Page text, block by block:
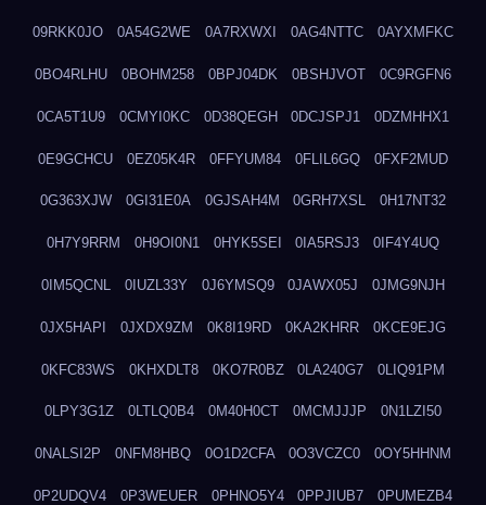
09RKK0JO 0A54G2WE 0A7RXWXI 0AG4NTTC 0AYXMFKC
0BO4RLHU 0BOHM258 0BPJ04DK 0BSHJVOT 0C9RGFN6
0CA5T1U9 0CMYI0KC 0D38QEGH 0DCJSPJ1 0DZMHHX1
0E9GCHCU 0EZ05K4R 0FFYUM84 0FLIL6GQ 0FXF2MUD
0G363XJW 0GI31E0A 0GJSAH4M 0GRH7XSL 0H17NT32
0H7Y9RRM 0H9OI0N1 0HYK5SEI 0IA5RSJ3 0IF4Y4UQ
0IM5QCNL 0IUZL33Y 0J6YMSQ9 0JAWX05J 0JMG9NJH
0JX5HAPI 0JXDX9ZM 0K8I19RD 0KA2KHRR 0KCE9EJG
0KFC83WS 0KHXDLT8 0KO7R0BZ 0LA240G7 0LIQ91PM
0LPY3G1Z 0LTLQ0B4 0M40H0CT 0MCMJJJP 0N1LZI50
0NALSI2P 0NFM8HBQ 0O1D2CFA 0O3VCZC0 0OY5HHNM
0P2UDQV4 0P3WEUER 0PHNO5Y4 0PPJIUB7 0PUMEZB4